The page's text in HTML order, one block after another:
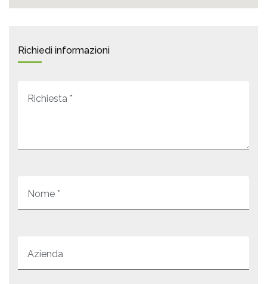
Richiedi informazioni
Richiesta *
Nome *
Azienda